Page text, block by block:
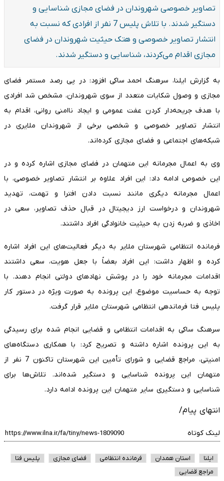
تصاویر خصوصی شهروندان در فضای مجازی شناسایی و
دستگیر شدند. با تلاش پلیس 7 نفر از افرادی که نسبت به
انتشار تصاویر خصوصی و هتک حیثیت شهروندان در فضای
مجازی اقدام می‌کردند، شناسایی و دستگیر شدند.
به گزارش ایلنا، سرهنگ احمد ساکی افزود: در پی رصد مستمر فضای
مجازی و وصول شکایات متعدد از سوی شهروندان، مشخص شد افرادی
با هدف جریحه‌دار کردن عفت عمومی و ایجاد ناامنی روانی، اقدام به
انتشار تصاویر خصوصی و شخصی برخی از شهروندان ملایری در
شبکه‌های اجتماعی و فضای مجازی کرده‌اند.
وی به اعمال مجرمانه این متهمان در فضای مجازی اشاره کرده و در
این خصوص ادامه داد: این افراد علاوه بر انتشار تصاویر خصوصی، با
اعمال مجرمانه دیگری مانند نسبت دادن افترا و تهمت، تهدید
شهروندان و درخواست ارز دیجیتال در قبال حذف تصاویر، سعی در
اخاذی و ضربه زدن به حیثیت خانوادگی افراد داشتند.
فرمانده انتظامی شهرستان ملایر به دیگر فعالیت‌های این افراد اشاره
کرده و اظهار داشت: این افراد بعضاً با جعل هویت، سعی داشتند
اقدامات مجرمانه خود را در پوشش نهادهای دولتی انجام دهند. با
توجه به حساسیت موضوع، این پرونده به صورت ویژه در دستور کار
پلیس فتا فرماندهی انتظامی شهرستان ملایر قرار گرفت.
سرهنگ ساکی به اقدامات انتظامی و قضایی انجام شده برای رسیدگی
به این پرونده اشاره داشته و تصریح کرد: با همکاری دستگاه‌های
امنیتی، مراجع قضایی و شورای تأمین این شهرستان تاکنون 7 نفر از
متهمان این پرونده شناسایی و دستگیر شده‌اند. تلاش‌ها برای
شناسایی و دستگیری سایر متهمان این پرونده ادامه دارد.
انتهای پیام/
لینک کوتاه
ایلنا استان همدان فرمانده انتظامی فضای مجازی
پلیس فتا
مراجع قضایی